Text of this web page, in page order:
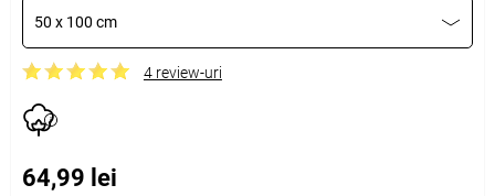
50 x 100 cm
4 review-uri
64,99 lei